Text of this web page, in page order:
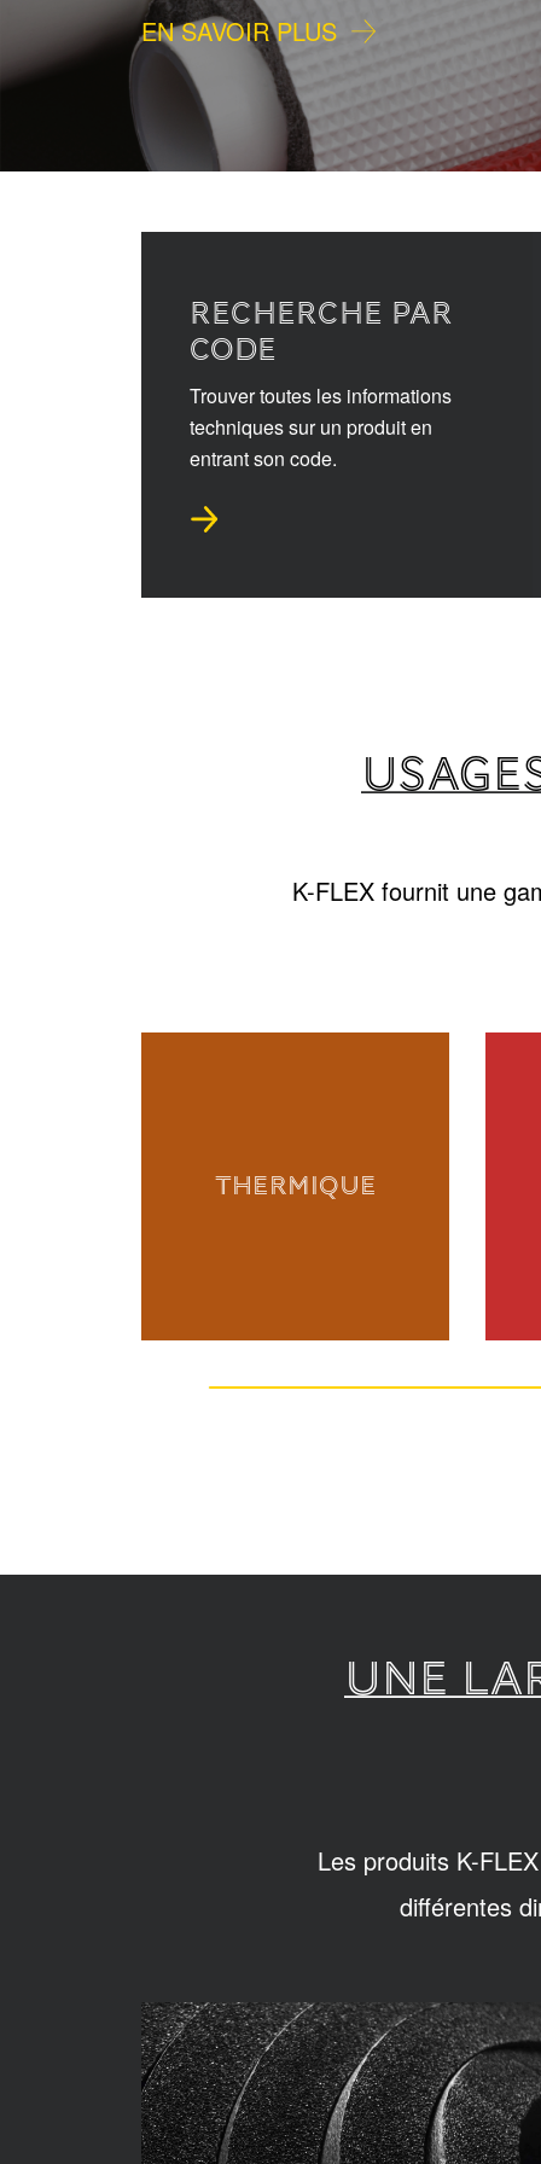
EN SAVOIR PLUS
RECHERCHE PAR
CODE
Trouver toutes les informations
techniques sur un produit en
entrant son code.
K-FLEX fournit une
THERMIQUE
UNE
Les produits K-
différentes